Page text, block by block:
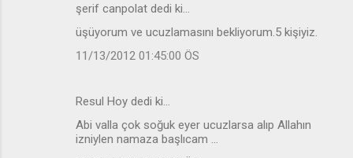
şerif canpolat dedi ki…
üşüyorum ve ucuzlamasını bekliyorum.5 kişiyiz.
11/13/2012 01:45:00 ÖS
Resul Hoy dedi ki…
Abi valla çok soğuk eyer ucuzlarsa alıp Allahın
izniylen namaza başlıcam ...